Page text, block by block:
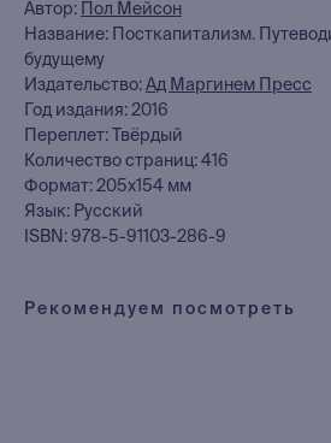
Автор:
Пол Мейсон
Название: Посткапитализм.
будущему
Издательство: Ад Маргинем Пресс
Год издания: 2016
Переплет: Твёрдый
Количество страниц: 416
Формат: 205x154 мм
Язык: Русский
ISBN: 978-5-91103-286-9
Рекомендуем посмотреть
книжный интернет-магазин
из Петербурга
Каталог
Выбор Бартлби
Редкости
Новинки